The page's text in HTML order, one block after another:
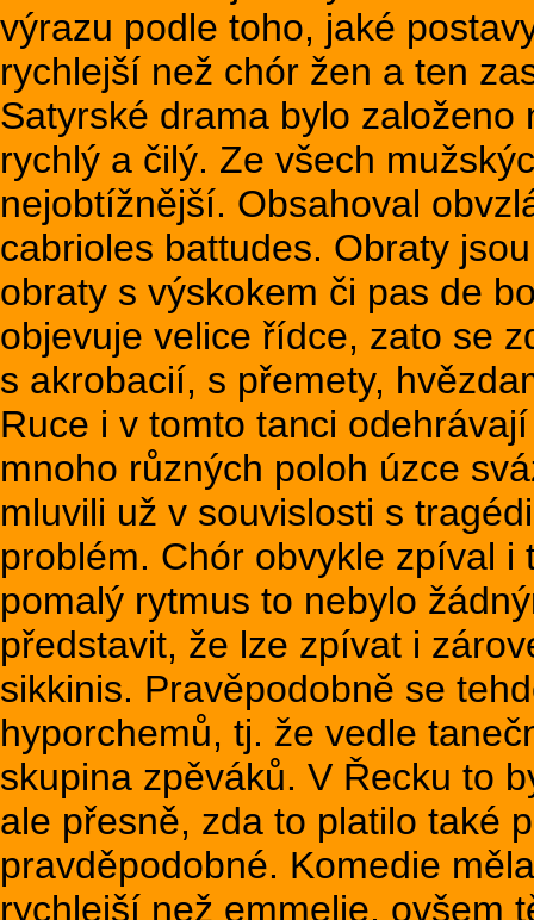
výrazu podle toho, jaké
rychlejší než chór žen a ten
Satyrské drama bylo
rychlý a čilý. Ze všech
nejobtížnější. Obsahoval
cabrioles battudes. Obraty
obraty s výskokem či pas de
objevuje velice řídce, zato se
s akrobacií, s přemety,
Ruce i v tomto tanci
mnoho různých poloh úzce
mluvili už v souvislosti s
problém. Chór obvykle zpíval
pomalý rytmus to nebylo
představit, že lze zpívat i
sikkinis. Pravěpodobně se
hyporchemů, tj. že vedle
skupina zpěváků. V Řecku to
ale přesně, zda to platilo také
pravděpodobné. Komedie
rychlejší než emmelie, ovšem